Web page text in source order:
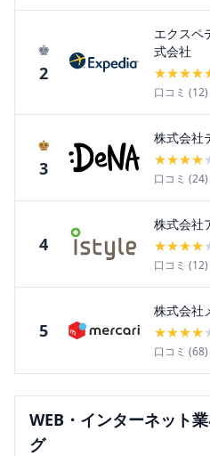
♚
2
エクスペ
式会社
★★★★
口コミ (12)
♚
3
株式会社
★★★★
口コミ (24)
4
株式会社
★★★★
口コミ (12)
5
株式会社
★★★★
口コミ (68)
WEB・インターネット
グ